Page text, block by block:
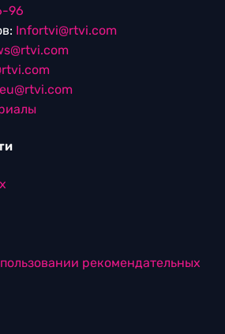
96
Infortvi@rtvi.com
рекомендательных